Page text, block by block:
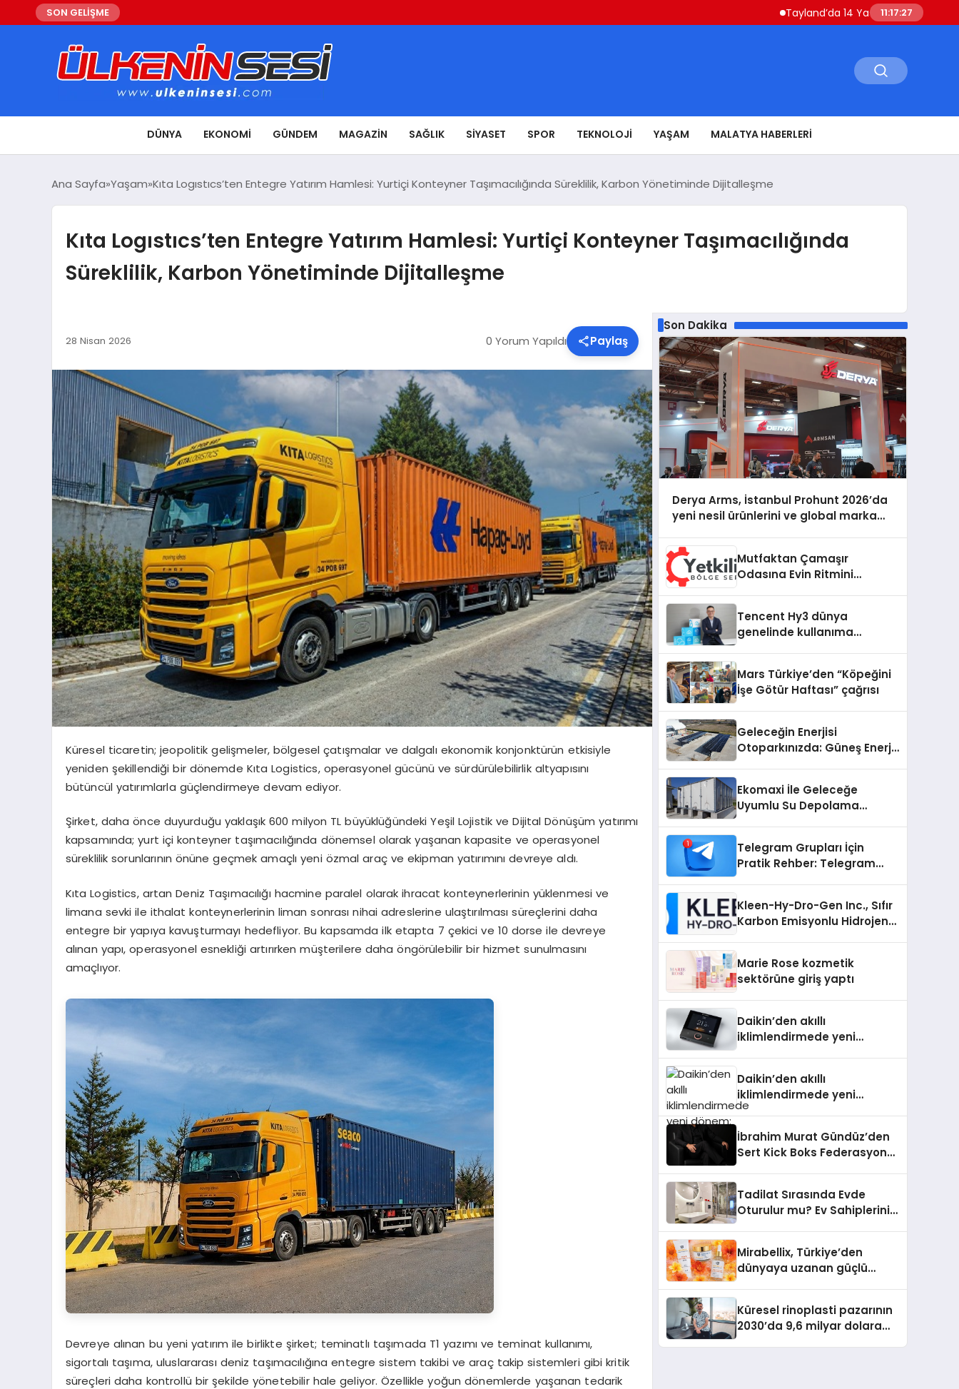
SON GELİŞME Tayland’da 14 Yaşındaki Öğrenci Okul
11:17:29
DÜNYA EKONOMI GÜNDEM MAGAZIN SAĞLIK SIYASET SPOR TEKNOLOJI YAŞAM MALATYA HABERLERI
Ana Sayfa Yaşam Kıta Logıstıcs’ten Entegre Yatırım Hamlesi: Yurtiçi Konteyner Taşımacılığında Süreklilik, Karbon Yönetiminde Dijitalleşme
Kıta Logıstıcs’ten Entegre Yatırım Hamlesi: Yurtiçi Konteyner Taşımacılığında
Süreklilik, Karbon Yönetiminde Dijitalleşme
28 Nisan 2026 0 Yorum Yapıldı Paylaş
Küresel ticaretin; jeopolitik gelişmeler, bölgesel çatışmalar ve dalgalı ekonomik konjonktürün etkisiyle
yeniden şekillendiği bir dönemde Kıta Logistics, operasyonel gücünü ve sürdürülebilirlik altyapısını
bütüncül yatırımlarla güçlendirmeye devam ediyor.
Şirket, daha önce duyurduğu yaklaşık 600 milyon TL büyüklüğündeki Yeşil Lojistik ve Dijital Dönüşüm yatırımı
kapsamında; yurt içi konteyner taşımacılığında dönemsel olarak yaşanan kapasite ve operasyonel
süreklilik sorunlarının önüne geçmek amaçlı yeni özmal araç ve ekipman yatırımını devreye aldı.
Kıta Logistics, artan Deniz Taşımacılığı hacmine paralel olarak ihracat konteynerlerinin yüklenmesi ve
limana sevki ile ithalat konteynerlerinin liman sonrası nihai adreslerine ulaştırılması süreçlerini daha
entegre bir yapıya kavuşturmayı hedefliyor. Bu kapsamda ilk etapta 7 çekici ve 10 dorse ile devreye
alınan yapı, operasyonel esnekliği artırırken müşterilere daha öngörülebilir bir hizmet sunulmasını
amaçlıyor.
Devreye alınan bu yeni yatırım ile birlikte şirket; teminatlı taşımada T1 yazımı ve teminat kullanımı,
sigortalı taşıma, uluslararası deniz taşımacılığına entegre sistem takibi ve araç takip sistemleri gibi kritik
süreçleri daha kontrollü bir şekilde yönetebilir hale geliyor. Özellikle yoğun dönemlerde yaşanan tedarik
Son Dakika
Derya Arms, İstanbul Prohunt 2026’da
yeni nesil ürünlerini ve global marka
Mutfaktan Çamaşır
Odasına Evin Ritmini
Destek Deneyimi
Tencent Hy3 dünya
genelinde kullanıma
Mars Türkiye’den “Köpeğini
İşe Götür Haftası” çağrısı
Geleceğin Enerjisi
Otoparkınızda: Güneş Enerjili
Ekomaxi İle Geleceğe
Uyumlu Su Depolama
Telegram Grupları İçin
Pratik Rehber: Telegram
Kleen-Hy-Dro-Gen Inc., Sıfır
Karbon Emisyonlu Hidrojen
Aldı
Marie Rose kozmetik
sektörüne giriş yaptı
Daikin’den akıllı
iklimlendirmede yeni
Daikin’den akıllı
iklimlendirmede yeni
dönem: Madoka Plus
İbrahim Murat Gündüz’den
Sert Kick Boks Federasyonu
Tadilat Sırasında Evde
Oturulur mu? Ev Sahiplerinin
Mirabellix, Türkiye’den
dünyaya uzanan güçlü
Küresel rinoplasti pazarının
2030’da 9,6 milyar dolara